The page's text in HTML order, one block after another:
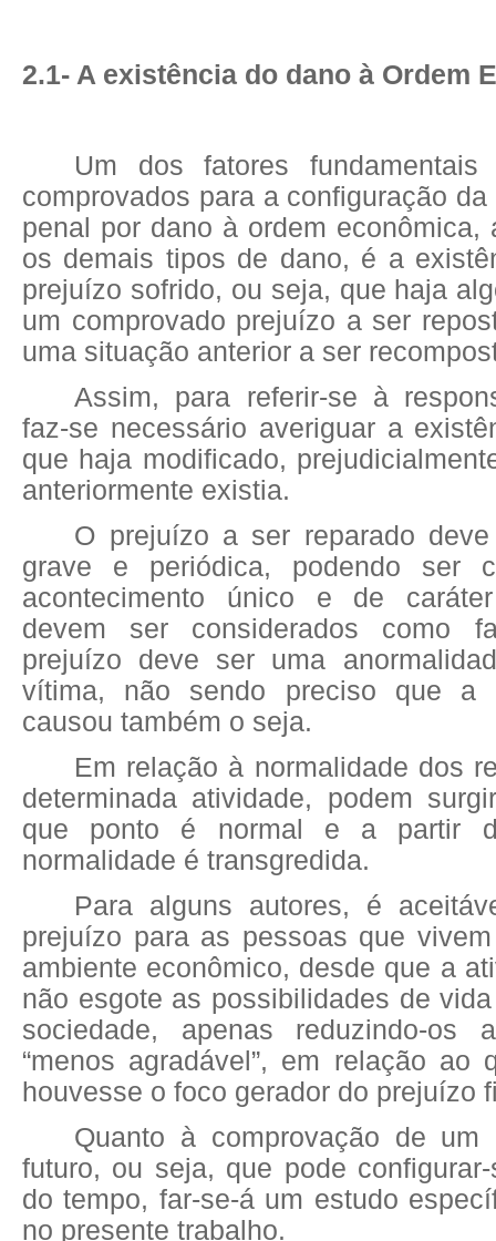
2.1- A existência do dano à Ordem
Um dos fatores
comprovados para a configuração
penal por dano à ordem econômica,
os demais tipos de dano, é a
prejuízo sofrido, ou seja, que haja
um comprovado prejuízo a ser
uma situação anterior a ser
Assim, para referir-se à
faz-se necessário averiguar a
que haja modificado,
anteriormente existia.
O prejuízo a ser reparado
grave e periódica, podendo ser
acontecimento único e de
devem ser considerados como
prejuízo deve ser uma
vítima, não sendo preciso que a
causou também o seja.
Em relação à normalidade dos
determinada atividade, podem
que ponto é normal e a partir
normalidade é transgredida.
Para alguns autores, é
prejuízo para as pessoas que
ambiente econômico, desde que a
não esgote as possibilidades de
sociedade, apenas reduzindo-os
“menos agradável”, em relação ao
houvesse o foco gerador do prejuízo
Quanto à comprovação de um
futuro, ou seja, que pode
do tempo, far-se-á um estudo
no presente trabalho.